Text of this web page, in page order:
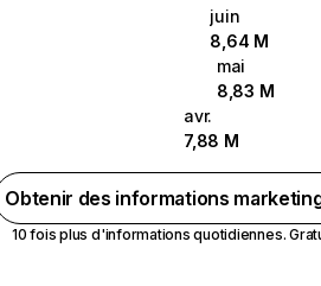
juin
8,64 M
mai
8,83 M
avr.
7,88 M
Obtenir des informations
10 fois plus d'informations quotidiennes.